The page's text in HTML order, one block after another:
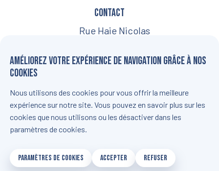
Contact
Rue Haie Nicolas
Gembloux
info@b-watt.be
CONTACTEZ-NOUS !
GÉNÉRALES DE VENTE
© - 2026 B-WATT. ALL RIGHTS RESERVED - WEBSITE CREATION BY
Améliorez votre expérience de navigation grâce à nos
cookies
Nous utilisons des cookies pour vous offrir la meilleure
expérience sur notre site. Vous pouvez en savoir plus sur les
cookies que nous utilisons ou les désactiver dans les
paramètres de cookies.
PARAMÈTRES DE COOKIES ACCEPTER REFUSER